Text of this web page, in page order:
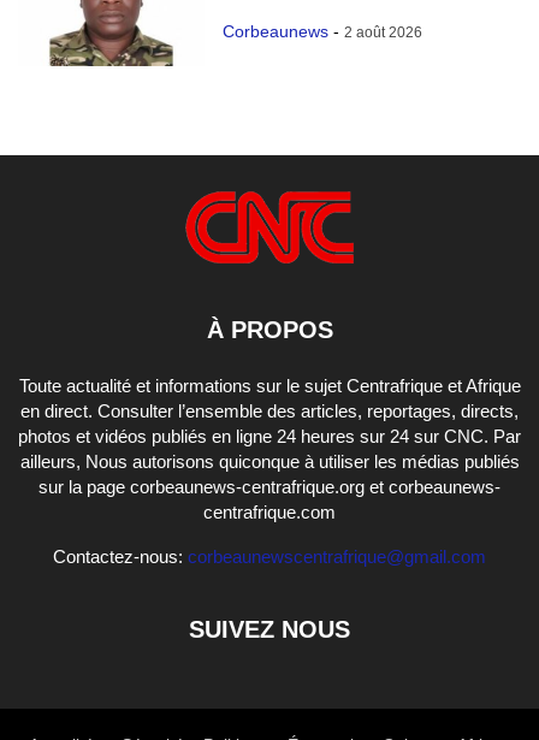
Corbeaunews - 2 août 2026
À PROPOS
Toute actualité et informations sur le sujet Centrafrique et Afrique
en direct. Consulter l’ensemble des articles, reportages, directs,
photos et vidéos publiés en ligne 24 heures sur 24 sur CNC. Par
ailleurs, Nous autorisons quiconque à utiliser les médias publiés
sur la page corbeaunews-centrafrique.org et corbeaunews-
centrafrique.com
Contactez-nous: corbeaunewscentrafrique@gmail.com
SUIVEZ NOUS